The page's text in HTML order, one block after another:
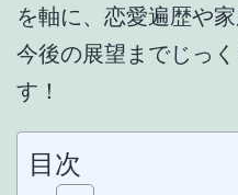
を軸に、恋愛遍歴や
今後の展望までじっ
す！
目次